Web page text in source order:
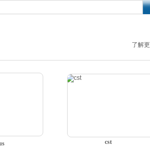
了解
cst